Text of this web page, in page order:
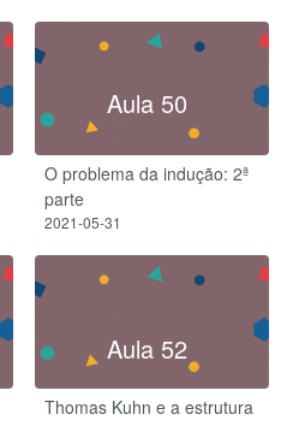
Aula 50
O problema da indução: 2ª
parte
2021-05-31
Aula 52
Thomas Kuhn e a estrutura